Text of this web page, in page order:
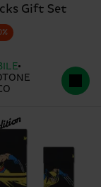
Gift Set
partenza